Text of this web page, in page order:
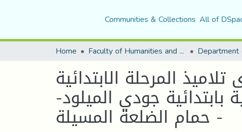
Communities & Collections All of
Home Faculty of Humanities and Social Sciences
المرحلة الابتدائية
جودي الميلود-
حمام الضلعة المسيلة -